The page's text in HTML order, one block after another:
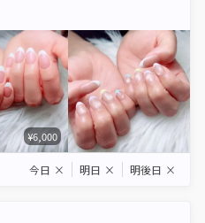
¥6,000
今日 × 明日 × 明後日 ×